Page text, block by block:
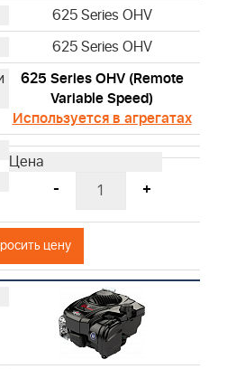
625 Series OHV
625 Series OHV
625 Series OHV (Remote
Variable Speed)
Используется в агрегатах
- +
цену